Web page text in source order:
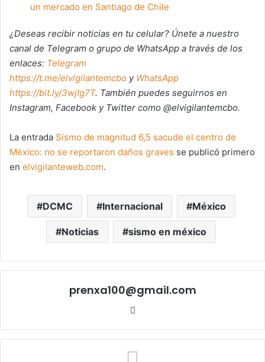
un mercado en Santiago de Chile
¿Deseas recibir noticias en tu celular? Únete a nuestro
canal de Telegram o grupo de WhatsApp a través de los
enlaces: Telegram
https://t.me/elvigilantemcbo y WhatsApp
https://bit.ly/3wjIg7T. También puedes seguirnos en
Instagram, Facebook y Twitter como @elvigilantemcbo.
La entrada Sismo de magnitud 6,5 sacude el centro de
México: no se reportaron daños graves se publicó primero
en elvigilanteweb.com.
DCMC Internacional México
Noticias sismo en méxico
prenxa100@gmail.com